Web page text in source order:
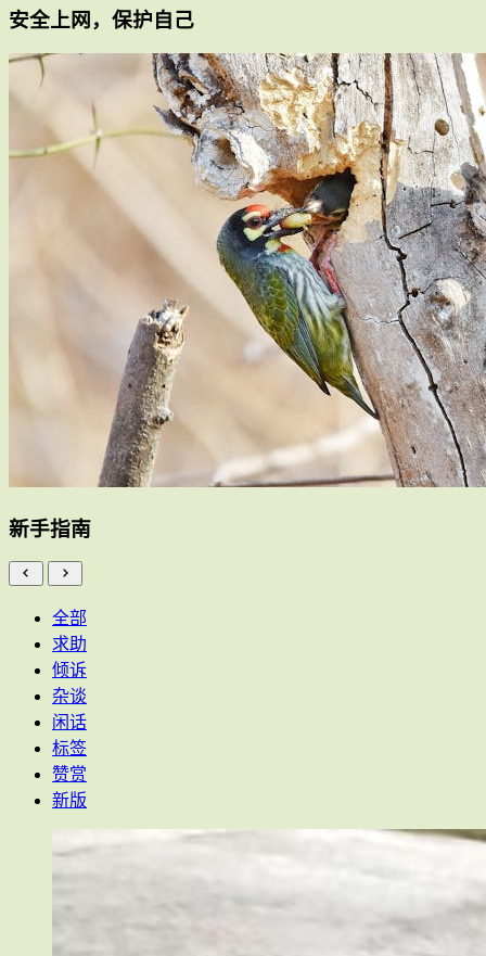
安全上网，保护自己
新手指南
全部
求助
倾诉
杂谈
闲话
标签
赞赏
新版